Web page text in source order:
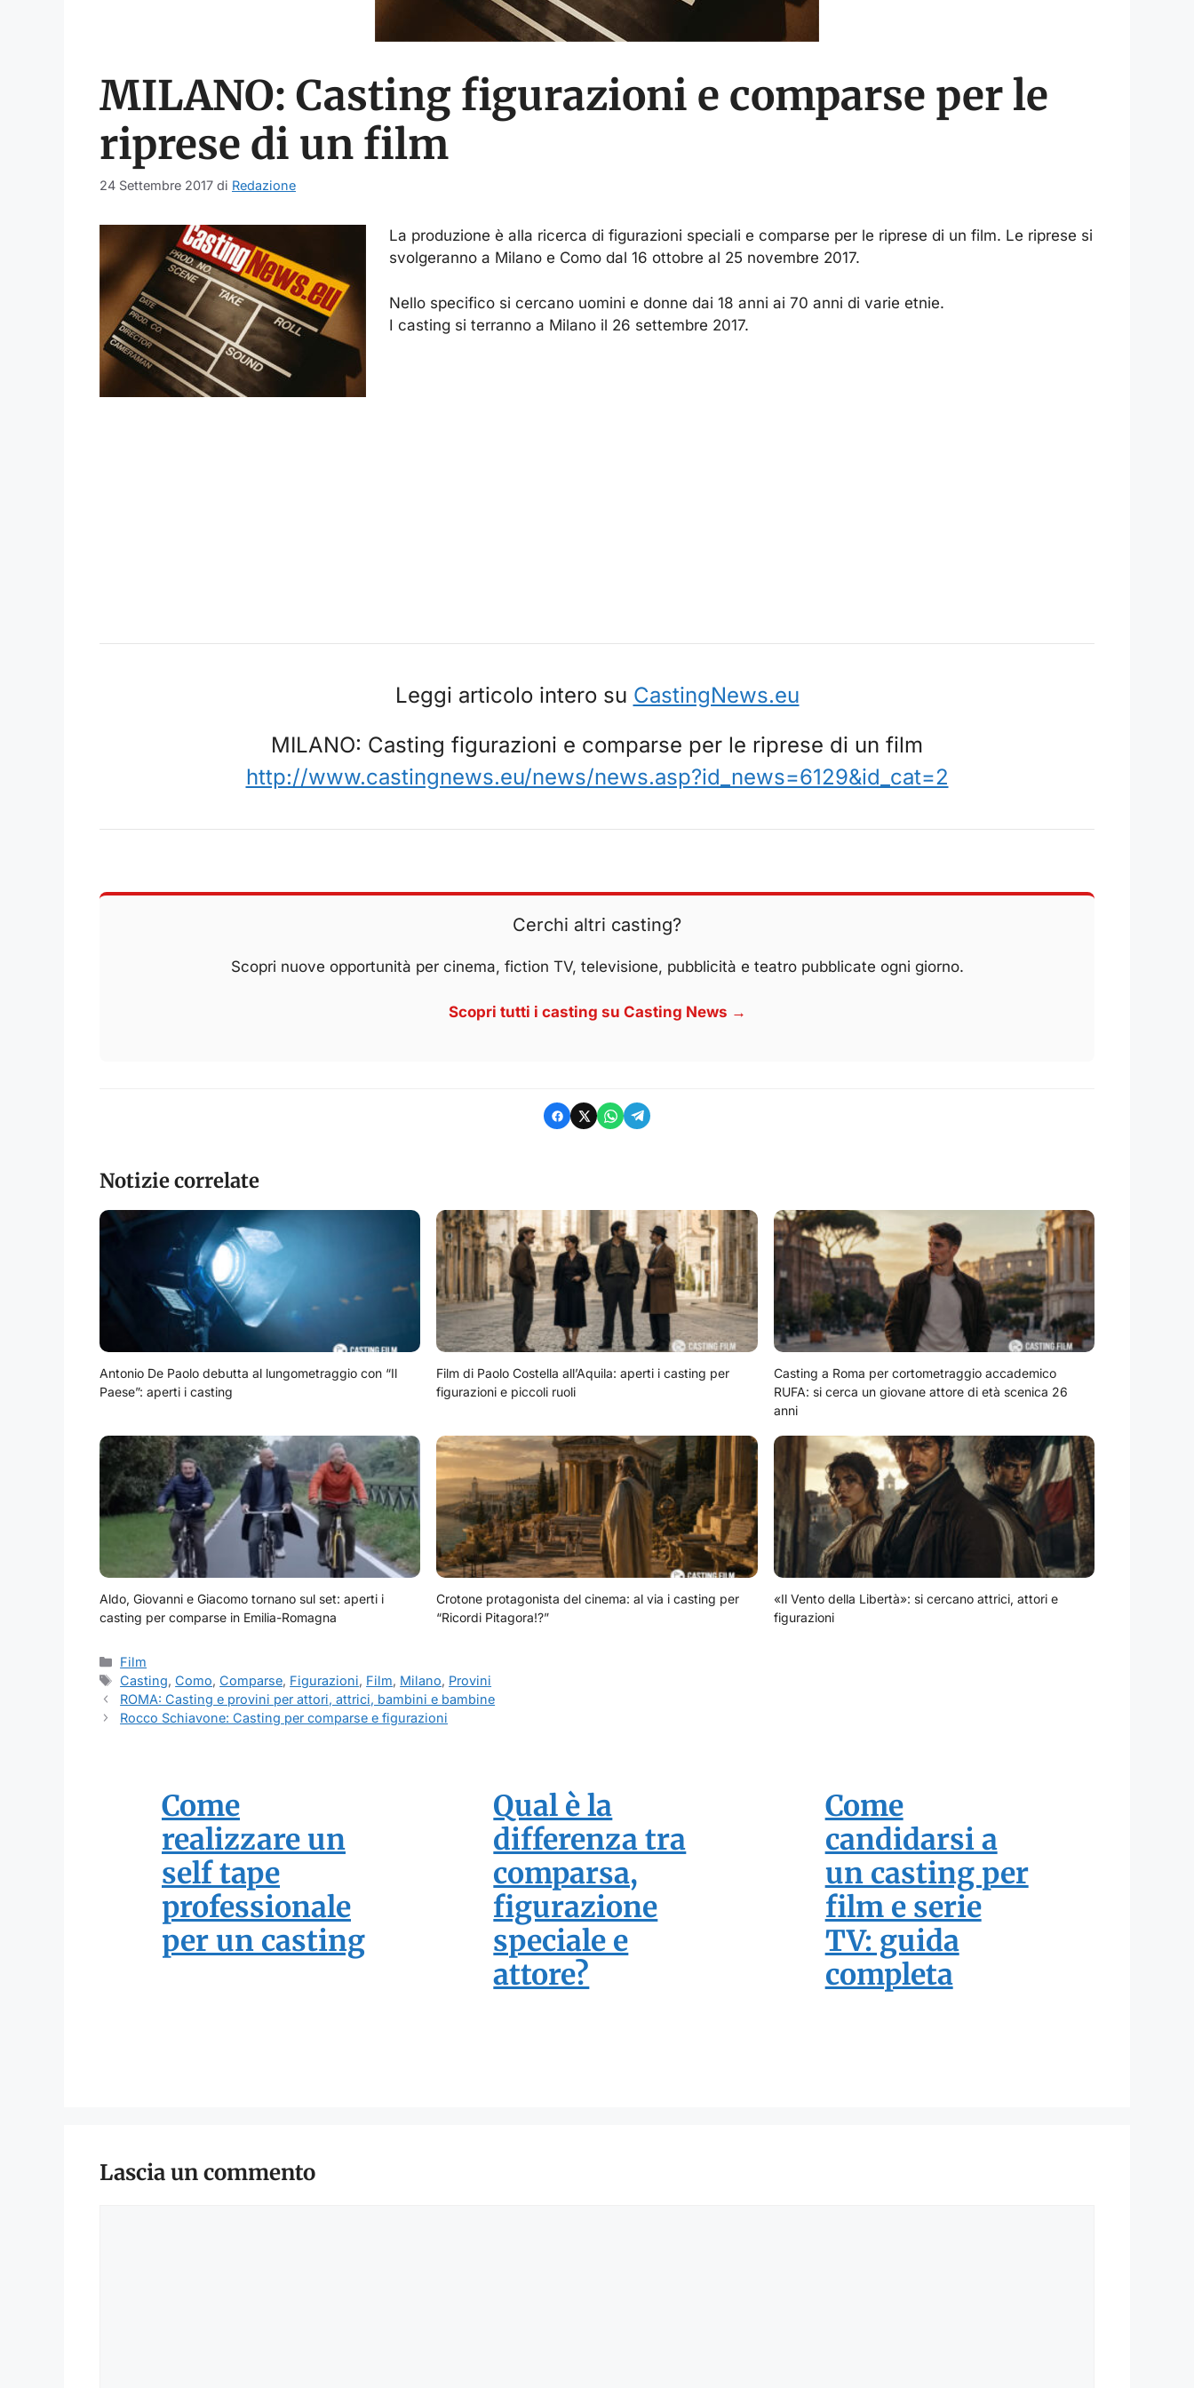
MILANO: Casting figurazioni e comparse per le
riprese di un film
24 Settembre 2017 di Redazione
La produzione è alla ricerca di figurazioni speciali e comparse per le riprese di un film. Le riprese si
svolgeranno a Milano e Como dal 16 ottobre al 25 novembre 2017.
Nello specifico si cercano uomini e donne dai 18 anni ai 70 anni di varie etnie.
I casting si terranno a Milano il 26 settembre 2017.
Leggi articolo intero su CastingNews.eu
MILANO: Casting figurazioni e comparse per le riprese di un film
http://www.castingnews.eu/news/news.asp?id_news=6129&id_cat=2
Cerchi altri casting?
Scopri nuove opportunità per cinema, fiction TV, televisione, pubblicità e teatro pubblicate ogni giorno.
Scopri tutti i casting su Casting News →
Notizie correlate
Antonio De Paolo debutta al lungometraggio con “Il
Paese”: aperti i casting
Film di Paolo Costella all’Aquila: aperti i casting per
figurazioni e piccoli ruoli
Casting a Roma per cortometraggio accademico
RUFA: si cerca un giovane attore di età scenica 26
anni
Aldo, Giovanni e Giacomo tornano sul set: aperti i
casting per comparse in Emilia-Romagna
Crotone protagonista del cinema: al via i casting per
“Ricordi Pitagora!?”
«Il Vento della Libertà»: si cercano attrici, attori e
figurazioni
Categorie
Film
Tag
Casting,Como,Comparse, Figurazioni, Film, Milano, Provini
ROMA: Casting e provini per attori, attrici, bambini e bambine
Rocco Schiavone: Casting per comparse e figurazioni
Come
realizzare un
self tape
professionale
per un casting
Qual è la
differenza tra
comparsa,
figurazione
speciale e
attore?
Come
candidarsi a
un casting per
film e serie
TV: guida
completa
Lascia un commento